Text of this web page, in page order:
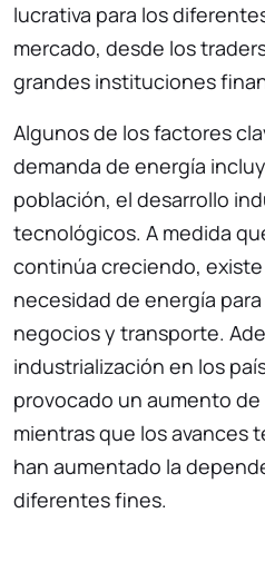
lucrativa para los
mercado, desde los
grandes instituciones
Algunos de los factores
demanda de energía
población, el desarrollo
tecnológicos. A medida
continúa creciendo,
necesidad de energía
negocios y transporte.
industrialización en los
provocado un aumento
mientras que los avances
han aumentado la
diferentes fines.